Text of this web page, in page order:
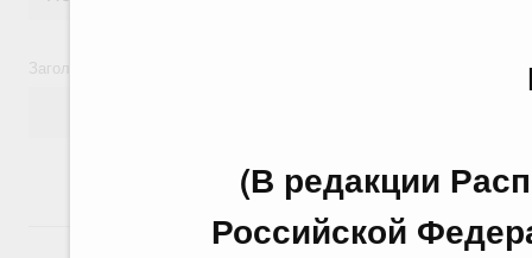
(В редакции
Российской
Заголовок или текст документа
24 июля, пятница